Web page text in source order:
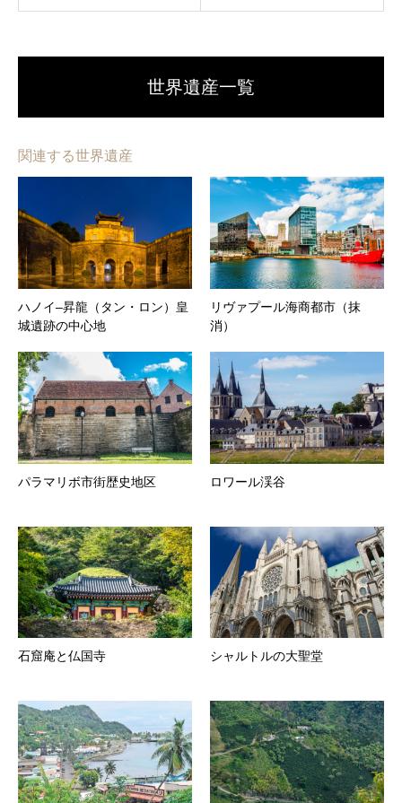
世界遺産一覧
関連する世界遺産
ハノイ–昇龍（タン・ロン）皇
城遺跡の中心地
リヴァプール海商都市（抹
消）
パラマリボ市街歴史地区 ロワール渓谷
石窟庵と仏国寺 シャルトルの大聖堂